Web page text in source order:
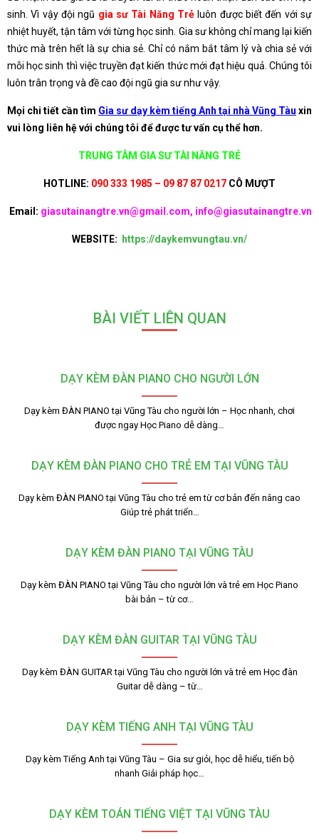
sinh. Vì vậy đội ngũ gia sư Tài Năng Trẻ luôn được biết đến với sự
nhiệt huyết, tận tâm với từng học sinh. Gia sư không chỉ mang lại kiến
thức mà trên hết là sự chia sẻ. Chỉ có nắm bắt tâm lý và chia sẻ với
mỗi học sinh thì việc truyền đạt kiến thức mới đạt hiệu quả. Chúng tôi
luôn trân trọng và đề cao đội ngũ gia sư như vậy.
Mọi chi tiết cần tìm Gia sư dạy kèm tiếng Anh tại nhà Vũng Tàu xin
vui lòng liên hệ với chúng tôi để được tư vấn cụ thể hơn.
TRUNG TÂM GIA SƯ TÀI NĂNG TRẺ
HOTLINE: 090 333 1985 – 09 87 87 0217 CÔ MƯỢT
Email: giasutainangtre.vn@gmail.com, info@giasutainangtre.vn
WEBSITE: https://daykemvungtau.vn/
BÀI VIẾT LIÊN QUAN
DẠY KÈM ĐÀN PIANO CHO NGƯỜI LỚN
Dạy kèm ĐÀN PIANO tại Vũng Tàu cho người lớn – Học nhanh, chơi
được ngay Học Piano dễ dàng…
DẠY KÈM ĐÀN PIANO CHO TRẺ EM TẠI VŨNG TÀU
Dạy kèm ĐÀN PIANO tại Vũng Tàu cho trẻ em từ cơ bản đến nâng cao
Giúp trẻ phát triển…
DẠY KÈM ĐÀN PIANO TẠI VŨNG TÀU
Dạy kèm ĐÀN PIANO tại Vũng Tàu cho người lớn và trẻ em Học Piano
bài bản – từ cơ…
DẠY KÈM ĐÀN GUITAR TẠI VŨNG TÀU
Dạy kèm ĐÀN GUITAR tại Vũng Tàu cho người lớn và trẻ em Học đàn
Guitar dễ dàng – từ…
DẠY KÈM TIẾNG ANH TẠI VŨNG TÀU
Dạy kèm Tiếng Anh tại Vũng Tàu – Gia sư giỏi, học dễ hiểu, tiến bộ
nhanh Giải pháp học…
DẠY KÈM TOÁN TIẾNG VIỆT TẠI VŨNG TÀU